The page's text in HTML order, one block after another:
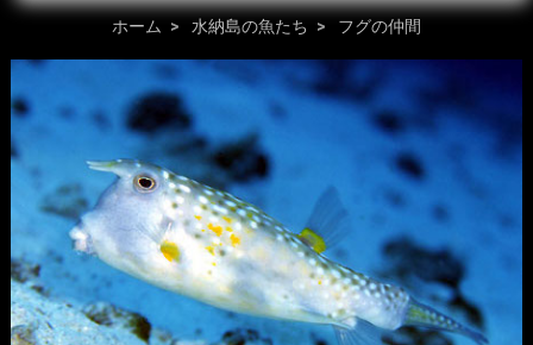
ホーム 水納島の魚たち フグの仲間